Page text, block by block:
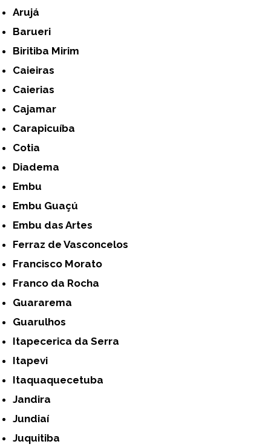
Arujá
Barueri
Biritiba Mirim
Caieiras
Caierias
Cajamar
Carapicuíba
Cotia
Diadema
Embu
Embu Guaçú
Embu das Artes
Ferraz de Vasconcelos
Francisco Morato
Franco da Rocha
Guararema
Guarulhos
Itapecerica da Serra
Itapevi
Itaquaquecetuba
Jandira
Jundiaí
Juquitiba